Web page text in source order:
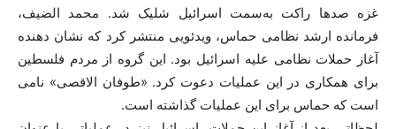
غزه صدها راکت به‌سمت اسرائیل شلیک شد. محمد الضیف،
فرمانده ارشد نظامی حماس، ویدئویی منتشر کرد که نشان دهنده
آغاز حملات نظامی علیه اسرائیل بود. این گروه از مردم فلسطین
برای همکاری در این عملیات دعوت کرد. «طوفان الاقصی» نامی
است که حماس برای این عملیات گذاشته است.